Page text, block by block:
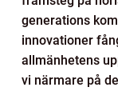
generations
innovationer
allmänhetens
vi närmare på